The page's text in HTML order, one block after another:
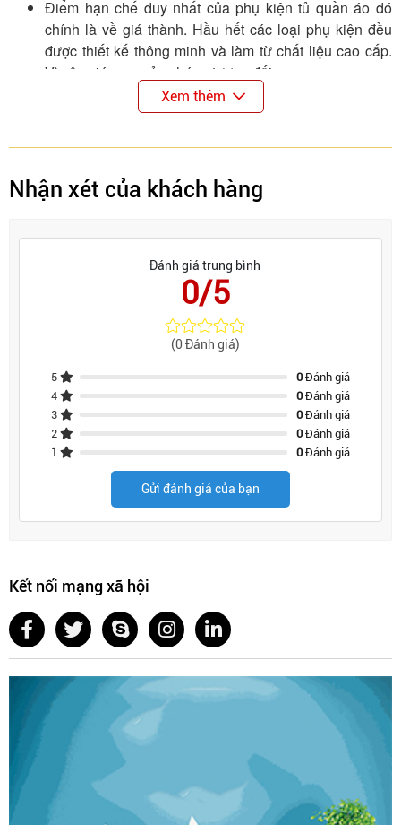
Điểm hạn chế duy nhất của phụ kiện tủ quần áo đó
chính là về giá thành. Hầu hết các loại phụ kiện đều
được thiết kế thông minh và làm từ chất liệu cao cấp.
Vì vậy giá mua của chúng tương đối cao.
Nên cân nhắc trước khi chọn phụ kiện phù hợp với
và không sử dụng được sẽ gây lãng phí tiền của.
Xem thêm
Nhận xét của khách hàng
Đánh giá trung bình
0/5
(0 Đánh giá)
5 0Đánh giá
4
0Đánh giá
3
0Đánh giá
2
0Đánh giá
1
0Đánh giá
Gửi đánh giá của bạn
Kết nối mạng xã hội